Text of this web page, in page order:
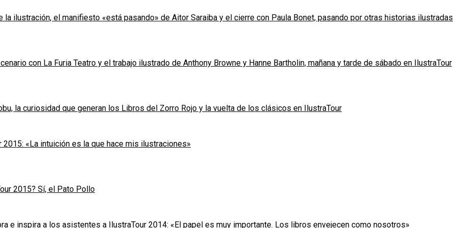
la ilustración, el manifiesto «está pasando» de Aitor Saraiba y el cierre con Paula Bonet, pasando por otras historias ilustradas
con La Furia Teatro y el trabajo ilustrado de Anthony Browne y Hanne Bartholin, mañana y tarde de sábado en IlustraTour
la curiosidad que generan los Libros del Zorro Rojo y la vuelta de los clásicos en IlustraTour
«La intuición es la que hace mis ilustraciones»
2015? Sí, el Pato Pollo
e inspira a los asistentes a IlustraTour 2014: «El papel es muy importante. Los libros envejecen como nosotros»